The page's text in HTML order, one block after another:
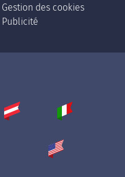
Gestion des cookies
Publicité